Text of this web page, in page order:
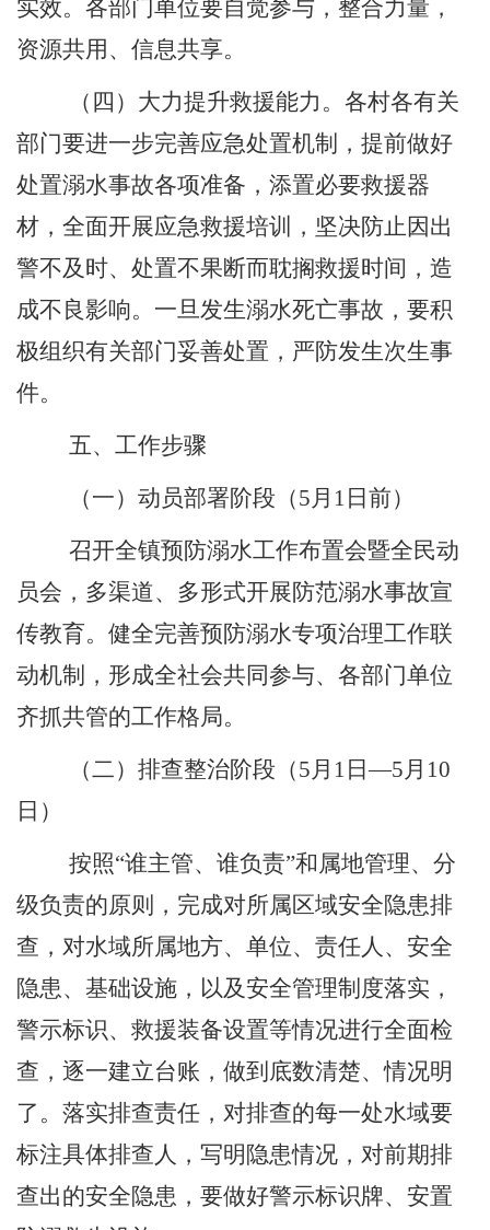
实效。各部门单位要自觉参与，整合力量，
资源共用、信息共享。
（四）大力提升救援能力。各村各有关
部门要进一步完善应急处置机制，提前做好
处置溺水事故各项准备，添置必要救援器
材，全面开展应急救援培训，坚决防止因出
警不及时、处置不果断而耽搁救援时间，造
成不良影响。一旦发生溺水死亡事故，要积
极组织有关部门妥善处置，严防发生次生事
件。
五、工作步骤
（一）动员部署阶段（5月 1 日前）
召开全镇预防溺水工作布置会暨全民动
员会，多渠道、多形式开展防范溺水事故宣
传教育。健全完善预防溺水专项治理工作联
动机制，形成全社会共同参与、各部门单位
齐抓共管的工作格局。
（二）排查整治阶段（5月 1 日—5月 10
日）
按照“谁主管、谁负责”和属地管理、分
级负责的原则，完成对所属区域安全隐患排
查，对水域所属地方、单位、责任人、安全
隐患、基础设施，以及安全管理制度落实，
警示标识、救援装备设置等情况进行全面检
查，逐一建立台账，做到底数清楚、情况明
了。落实排查责任，对排查的每一处水域要
标注具体排查人，写明隐患情况，对前期排
查出的安全隐患，要做好警示标识牌、安置